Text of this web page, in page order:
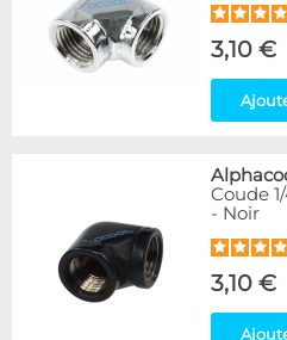
3,10 €
Coude
- Noir
3,10 €